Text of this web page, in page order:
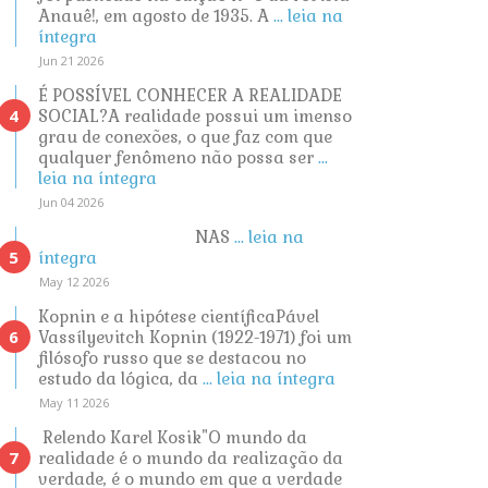
Anauê!, em agosto de 1935. A ... leia na
íntegra
Jun 21 2026
É POSSÍVEL CONHECER A REALIDADE
SOCIAL?A realidade possui um imenso
grau de conexões, o que faz com que
qualquer fenômeno não possa ser ...
leia na íntegra
Jun 04 2026
NAS ... leia na
íntegra
May 12 2026
Kopnin e a hipótese científicaPável
Vassílyevitch Kopnin (1922-1971) foi um
filósofo russo que se destacou no
estudo da lógica, da ... leia na íntegra
May 11 2026
Relendo Karel Kosik"O mundo da
realidade é o mundo da realização da
verdade, é o mundo em que a verdade